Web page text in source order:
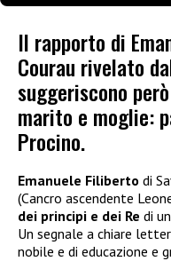
Il rapporto di
Courau rivelato
suggeriscono
marito e moglie:
Procino.
Emanuele Filiberto di
(Cancro ascendente
dei principi e dei Re di
Un segnale a chiare
nobile e di educazione e